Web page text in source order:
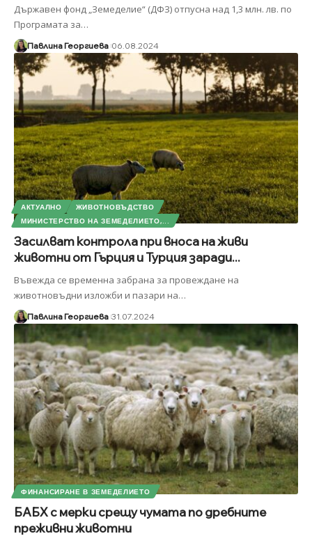
Държавен фонд „Земеделие“ (ДФЗ) отпусна над 1,3 млн. лв. по
Програмата за…
Павлина Георгиева 06.08.2024
АКТУАЛНО
ЖИВОТНОВЪДСТВО
МИНИСТЕРСТВО НА ЗЕМЕДЕЛИЕТО,...
Засилват контрола при вноса на живи
животни от Гърция и Турция заради...
Въвежда се временна забрана за провеждане на
животновъдни изложби и пазари на…
Павлина Георгиева 31.07.2024
ФИНАНСИРАНЕ В ЗЕМЕДЕЛИЕТО
БАБХ с мерки срещу чумата по дребните
преживни животни